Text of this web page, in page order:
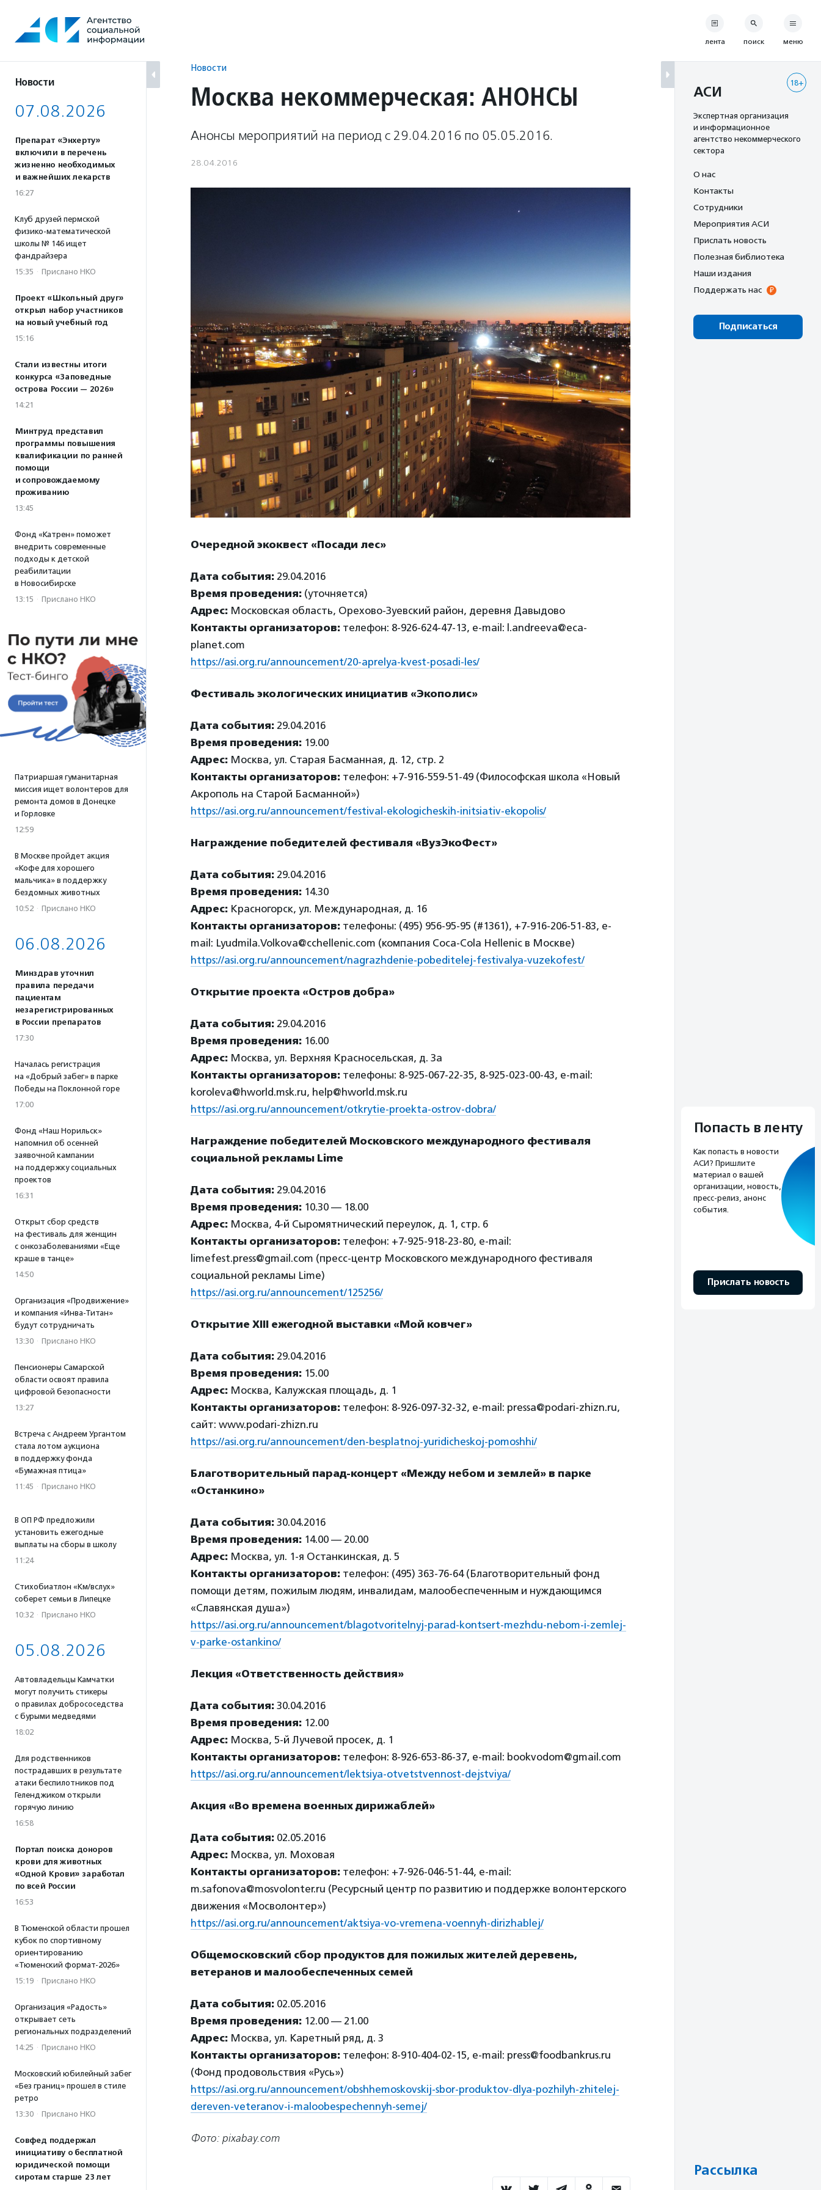
содержанию
Новости
07.08.2026
Препарат «Энхерту»
включили в перечень
жизненно необходимых
и важнейших лекарств
16:27
Клуб друзей пермской
физико-математической
школы № 146 ищет
фандрайзера
15:35 · Прислано НКО
Проект «Школьный друг»
открыл набор участников
на новый учебный год
15:16
Стали известны итоги
конкурса «Заповедные
острова России — 2026»
14:21
Минтруд представил
программы повышения
квалификации по ранней
помощи
и сопровождаемому
проживанию
13:45
Фонд «Катрен» поможет
внедрить современные
подходы к детской
реабилитации
в Новосибирске
13:15 · Прислано НКО
Патриаршая гуманитарная
миссия ищет волонтеров для
ремонта домов в Донецке
и Горловке
12:59
В Москве пройдет акция
«Кофе для хорошего
мальчика» в поддержку
бездомных животных
10:52 · Прислано НКО
06.08.2026
Минздрав уточнил
правила передачи
пациентам
незарегистрированных
в России препаратов
17:30
Началась регистрация
на «Добрый забег» в парке
Победы на Поклонной горе
17:00
Фонд «Наш Норильск»
напомнил об осенней
заявочной кампании
на поддержку социальных
проектов
16:31
Открыт сбор средств
на фестиваль для женщин
с онкозаболеваниями «Еще
краше в танце»
14:50
Организация «Продвижение»
и компания «Инва-Титан»
будут сотрудничать
13:30 · Прислано НКО
Пенсионеры Самарской
области освоят правила
цифровой безопасности
13:27
Встреча с Андреем Ургантом
стала лотом аукциона
в поддержку фонда
«Бумажная птица»
11:45 · Прислано НКО
В ОП РФ предложили
установить ежегодные
выплаты на сборы в школу
11:24
Стихобиатлон «Км/вслух»
соберет семьи в Липецке
10:32 · Прислано НКО
05.08.2026
Автовладельцы Камчатки
могут получить стикеры
о правилах добрососедства
с бурыми медведями
18:02
Для родственников
пострадавших в результате
атаки беспилотников под
Геленджиком открыли
горячую линию
16:58
Портал поиска доноров
крови для животных
«Одной Крови» заработал
по всей России
16:53
В Тюменской области прошел
кубок по спортивному
ориентированию
«Тюменский формат-2026»
15:19 · Прислано НКО
Организация «Радость»
открывает сеть
региональных подразделений
14:25 · Прислано НКО
Московский юбилейный забег
«Без границ» прошел в стиле
ретро
13:30 · Прислано НКО
Совфед поддержал
инициативу о бесплатной
юридической помощи
сиротам старше 23 лет
Новости
Москва некоммерческая: АНОНСЫ
Анонсы мероприятий на период с 29.04.2016 по 05.05.2016.
28.04.2016
Очередной экоквест «Посади лес»
Дата события: 29.04.2016
Время проведения: (уточняется)
Адрес: Московская область, Орехово-Зуевский район, деревня Давыдово
Контакты организаторов: телефон: 8-926-624-47-13, e-mail: l.andreeva@eca-
planet.com
https://asi.org.ru/announcement/20-aprelya-kvest-posadi-les/
Фестиваль экологических инициатив «Экополис»
Дата события: 29.04.2016
Время проведения: 19.00
Адрес: Москва, ул. Старая Басманная, д. 12, стр. 2
Контакты организаторов: телефон: +7-916-559-51-49 (Философская школа «Новый
Акрополь на Старой Басманной»)
https://asi.org.ru/announcement/festival-ekologicheskih-initsiativ-ekopolis/
Награждение победителей фестиваля «ВузЭкоФест»
Дата события: 29.04.2016
Время проведения: 14.30
Адрес: Красногорск, ул. Международная, д. 16
Контакты организаторов: телефоны: (495) 956-95-95 (#1361), +7-916-206-51-83, е-
mail: Lyudmila.Volkova@cchellenic.com (компания Coca-Cola Hellenic в Москве)
https://asi.org.ru/announcement/nagrazhdenie-pobeditelej-festivalya-vuzekofest/
Открытие проекта «Остров добра»
Дата события: 29.04.2016
Время проведения: 16.00
Адрес: Москва, ул. Верхняя Красносельская, д. 3а
Контакты организаторов: телефоны: 8-925-067-22-35, 8-925-023-00-43, e-mail:
koroleva@hworld.msk.ru, help@hworld.msk.ru
https://asi.org.ru/announcement/otkrytie-proekta-ostrov-dobra/
Награждение победителей Московского международного фестиваля
социальной рекламы Lime
Дата события: 29.04.2016
Время проведения: 10.30 — 18.00
Адрес: Москва, 4-й Сыромятнический переулок, д. 1, стр. 6
Контакты организаторов: телефон: +7-925-918-23-80, e-mail:
limefest.press@gmail.com (пресс-центр Московского международного фестиваля
социальной рекламы Lime)
https://asi.org.ru/announcement/125256/
Открытие XIII ежегодной выставки «Мой ковчег»
Дата события: 29.04.2016
Время проведения: 15.00
Адрес: Москва, Калужская площадь, д. 1
Контакты организаторов: телефон: 8-926-097-32-32, e-mail: pressa@podari-zhizn.ru,
сайт: www.podari-zhizn.ru
https://asi.org.ru/announcement/den-besplatnoj-yuridicheskoj-pomoshhi/
Благотворительный парад-концерт «Между небом и землей» в парке
«Останкино»
Дата события: 30.04.2016
Время проведения: 14.00 — 20.00
Адрес: Москва, ул. 1-я Останкинская, д. 5
Контакты организаторов: телефон: (495) 363-76-64 (Благотворительный фонд
помощи детям, пожилым людям, инвалидам, малообеспеченным и нуждающимся
«Славянская душа»)
https://asi.org.ru/announcement/blagotvoritelnyj-parad-kontsert-mezhdu-nebom-i-zemlej-
v-parke-ostankino/
Лекция «Ответственность действия»
Дата события: 30.04.2016
Время проведения: 12.00
Адрес: Москва, 5-й Лучевой просек, д. 1
Контакты организаторов: телефон: 8-926-653-86-37, e-mail: bookvodom@gmail.com
https://asi.org.ru/announcement/lektsiya-otvetstvennost-dejstviya/
Акция «Во времена военных дирижаблей»
Дата события: 02.05.2016
Адрес: Москва, ул. Моховая
Контакты организаторов: телефон: +7-926-046-51-44, e-mail:
m.safonova@mosvolonter.ru (Ресурсный центр по развитию и поддержке волонтерского
движения «Мосволонтер»)
https://asi.org.ru/announcement/aktsiya-vo-vremena-voennyh-dirizhablej/
Общемосковский сбор продуктов для пожилых жителей деревень,
ветеранов и малообеспеченных семей
Дата события: 02.05.2016
Время проведения: 12.00 — 21.00
Адрес: Москва, ул. Каретный ряд, д. 3
Контакты организаторов: телефон: 8-910-404-02-15, e-mail: press@foodbankrus.ru
(Фонд продовольствия «Русь»)
https://asi.org.ru/announcement/obshhemoskovskij-sbor-produktov-dlya-pozhilyh-zhitelej-
dereven-veteranov-i-maloobespechennyh-semej/
Фото: pixabay.com
лента поиск меню
18+
АСИ
Экспертная организация
и информационное
агентство некоммерческого
сектора
О нас
Контакты
Сотрудники
Мероприятия АСИ
Прислать новость
Полезная библиотека
Наши издания
Поддержать нас
Подписаться
Попасть в ленту
Как попасть в новости
АСИ? Пришлите
материал о вашей
организации, новость,
пресс-релиз, анонс
события.
Прислать новость
Рассылка